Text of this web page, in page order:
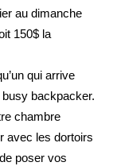
au dimanche
150$ la
qui arrive
backpacker.
chambre
avec les dortoirs
poser vos